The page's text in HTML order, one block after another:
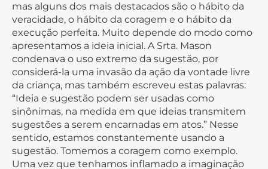
mas alguns dos mais destacados são o hábito da
veracidade, o hábito da coragem e o hábito da
execução perfeita. Muito depende do modo como
apresentamos a ideia inicial. A Srta. Mason
condenava o uso extremo da sugestão, por
considerá-la uma invasão da ação da vontade livre
da criança, mas também escreveu estas palavras:
“Ideia e sugestão podem ser usadas como
sinônimas, na medida em que ideias transmitem
sugestões a serem encarnadas em atos.” Nesse
sentido, estamos constantemente usando a
sugestão. Tomemos a coragem como exemplo.
Uma vez que tenhamos inflamado a imaginação